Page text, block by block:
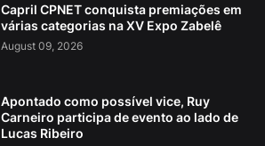
Capril CPNET conquista premiações em
várias categorias na XV Expo Zabelê
August 09, 2026
Apontado como possível vice, Ruy
Carneiro participa de evento ao lado de
Lucas Ribeiro